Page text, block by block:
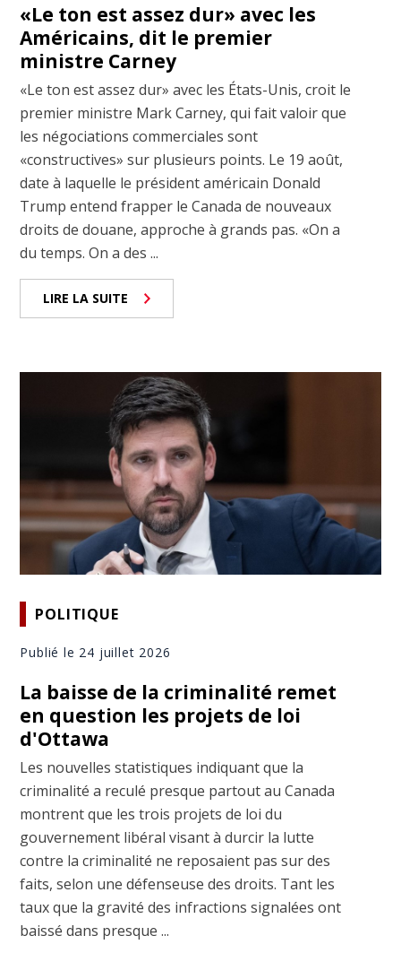
«Le ton est assez dur» avec les
Américains, dit le premier
ministre Carney
«Le ton est assez dur» avec les États-Unis, croit le
premier ministre Mark Carney, qui fait valoir que
les négociations commerciales sont
«constructives» sur plusieurs points. Le 19 août,
date à laquelle le président américain Donald
Trump entend frapper le Canada de nouveaux
droits de douane, approche à grands pas. «On a
du temps. On a des ...
LIRE LA SUITE
POLITIQUE
Publié le 24 juillet 2026
La baisse de la criminalité remet
en question les projets de loi
d'Ottawa
Les nouvelles statistiques indiquant que la
criminalité a reculé presque partout au Canada
montrent que les trois projets de loi du
gouvernement libéral visant à durcir la lutte
contre la criminalité ne reposaient pas sur des
faits, selon une défenseuse des droits. Tant les
taux que la gravité des infractions signalées ont
baissé dans presque ...